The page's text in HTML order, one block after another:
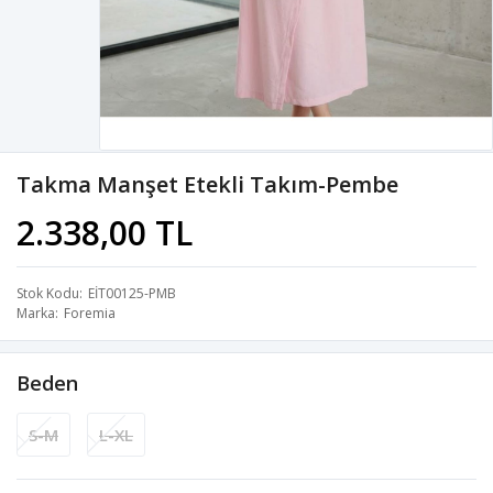
Takma Manşet Etekli Takım-Pembe
2.338,00 TL
Stok Kodu EİT00125-PMB
Marka Foremia
Beden
S-M L-XL